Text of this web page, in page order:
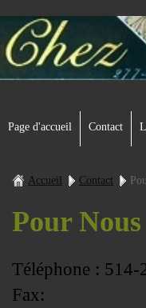
Page d'accueil Contact
Accueil Contact
Pour
Téléphone : 514-
Fax: